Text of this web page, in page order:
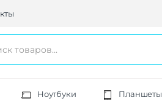
Ноутбуки Планшеты